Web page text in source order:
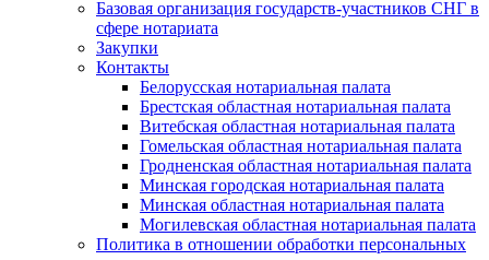
Базовая организация государств-участников СНГ в
сфере нотариата
Закупки
Контакты
Белорусская нотариальная палата
Брестская областная нотариальная палата
Витебская областная нотариальная палата
Гомельская областная нотариальная палата
Гродненская областная нотариальная палата
Минская городская нотариальная палата
Минская областная нотариальная палата
Могилевская областная нотариальная палата
Политика в отношении обработки персональных